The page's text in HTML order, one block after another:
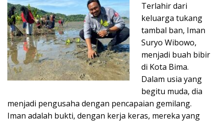
Terlahir dari
keluarga tukang
tambal ban, Iman
Suryo Wibowo,
menjadi buah bibir
di Kota Bima.
Dalam usia yang
begitu muda, dia
menjadi pengusaha dengan pencapaian gemilang.
Iman adalah bukti, dengan kerja keras, mereka yang